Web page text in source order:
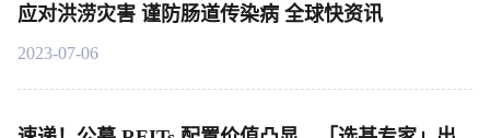
应对洪涝灾害 谨防肠道传染病 全球快资讯
2023-07-06